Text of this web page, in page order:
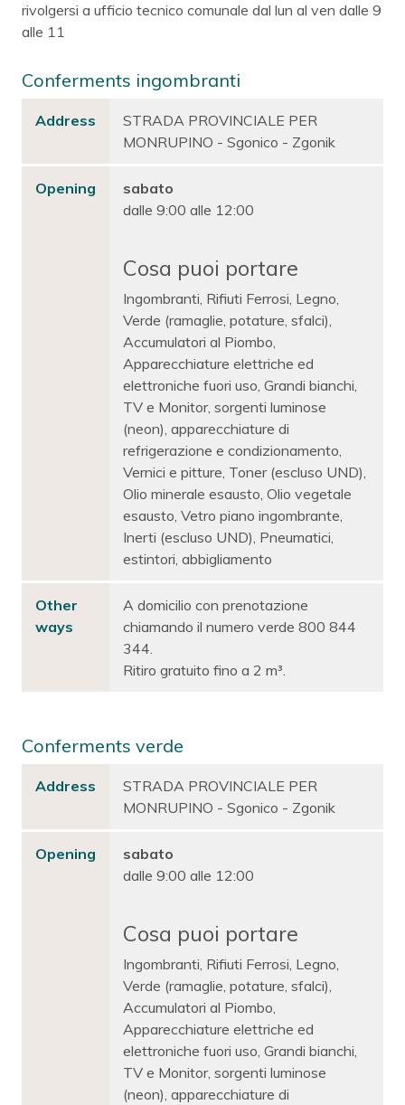
rivolgersi a ufficio tecnico comunale dal lun al ven dalle 9
alle 11
Conferments ingombranti
Address
STRADA PROVINCIALE PER
MONRUPINO - Sgonico - Zgonik
Opening
sabato
dalle 9:00 alle 12:00
Cosa puoi portare
Ingombranti, Rifiuti Ferrosi, Legno,
Verde (ramaglie, potature, sfalci),
Accumulatori al Piombo,
Apparecchiature elettriche ed
elettroniche fuori uso, Grandi bianchi,
TV e Monitor, sorgenti luminose
(neon), apparecchiature di
refrigerazione e condizionamento,
Vernici e pitture, Toner (escluso UND),
Olio minerale esausto, Olio vegetale
esausto, Vetro piano ingombrante,
Inerti (escluso UND), Pneumatici,
estintori, abbigliamento
Other
ways
A domicilio con prenotazione
chiamando il numero verde 800 844
344.
Ritiro gratuito fino a 2 m³.
Conferments verde
Address
STRADA PROVINCIALE PER
MONRUPINO - Sgonico - Zgonik
Opening
sabato
dalle 9:00 alle 12:00
Cosa puoi portare
Ingombranti, Rifiuti Ferrosi, Legno,
Verde (ramaglie, potature, sfalci),
Accumulatori al Piombo,
Apparecchiature elettriche ed
elettroniche fuori uso, Grandi bianchi,
TV e Monitor, sorgenti luminose
(neon), apparecchiature di